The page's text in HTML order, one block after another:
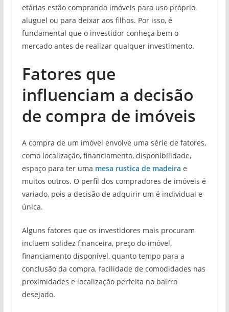
etárias estão comprando imóveis para uso próprio,
aluguel ou para deixar aos filhos. Por isso, é
fundamental que o investidor conheça bem o
mercado antes de realizar qualquer investimento.
Fatores que
influenciam a decisão
de compra de imóveis
A compra de um imóvel envolve uma série de fatores,
como localização, financiamento, disponibilidade,
espaço para ter uma mesa rustica de madeira e
muitos outros. O perfil dos compradores de imóveis é
variado, pois a decisão de adquirir um é individual e
única.
Alguns fatores que os investidores mais procuram
incluem solidez financeira, preço do imóvel,
financiamento disponível, quanto tempo para a
conclusão da compra, facilidade de comodidades nas
proximidades e localização perfeita no bairro
desejado.